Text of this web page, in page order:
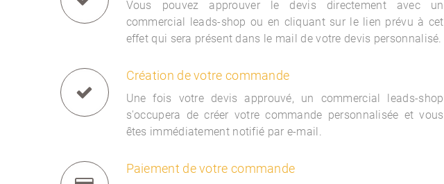
Vous pouvez approuver le devis directement avec un
commercial leads-shop ou en cliquant sur le lien prévu à cet
effet qui sera présent dans le mail de votre devis personnalisé.
Création de votre commande
Une fois votre devis approuvé, un commercial leads-shop
s'occupera de créer votre commande personnalisée et vous
êtes immédiatement notifié par e-mail.
Paiement de votre commande